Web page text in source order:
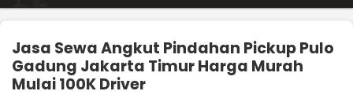
Jasa Sewa Angkut Pindahan Pickup Pulo
Gadung Jakarta Timur Harga Murah
Mulai 100K Driver